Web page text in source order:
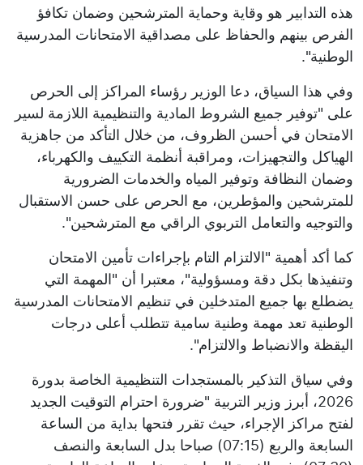
هذه التدابير هو وقاية وحماية المترشحين وضمان تكافؤ
الفرص بينهم والحفاظ على مصداقية الامتحانات المدرسية
الوطنية".
وفي هذا السياق، دعا الوزير رؤساء المراكز إلى الحرص
على "توفير جميع الشروط المادية والتنظيمية اللازمة لسير
الامتحان في أحسن الظروف، من خلال التأكد من جاهزية
الهياكل والتجهيزات، ومراقبة أنظمة التكييف والكهرباء،
وضمان النظافة وتوفير المياه والخدمات الضرورية
للمترشحين والمؤطرين، مع الحرص على حسن الاستقبال
والتوجيه والتعامل التربوي الراقي مع المترشحين".
كما أكد أهمية "الالتزام التام بإجراءات تأمين الامتحان
وتنفيذها بكل دقة ومسؤولية"، معتبرا أن "المهمة التي
يضطلع بها جميع المتدخلين في تنظيم الامتحانات المدرسية
الوطنية تعد مهمة وطنية سامية تتطلب أعلى درجات
اليقظة والانضباط والالتزام".
وفي سياق التذكير بالمستجدات التنظيمية الخاصة بدورة
2026، أبرز وزير التربية "ضرورة احترام التوقيت الجديد
لفتح مراكز الإجراء، حيث تقرر فتحها بداية من الساعة
السابعة والربع (07:15) صباحا بدل السابعة والنصف